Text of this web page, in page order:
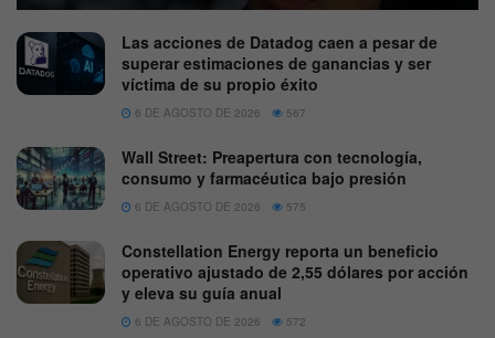
Las acciones de Datadog caen a pesar de
superar estimaciones de ganancias y ser
víctima de su propio éxito
6 DE AGOSTO DE 2026 567
Wall Street: Preapertura con tecnología,
consumo y farmacéutica bajo presión
6 DE AGOSTO DE 2026 575
Constellation Energy reporta un beneficio
operativo ajustado de 2,55 dólares por acción
y eleva su guía anual
6 DE AGOSTO DE 2026 572